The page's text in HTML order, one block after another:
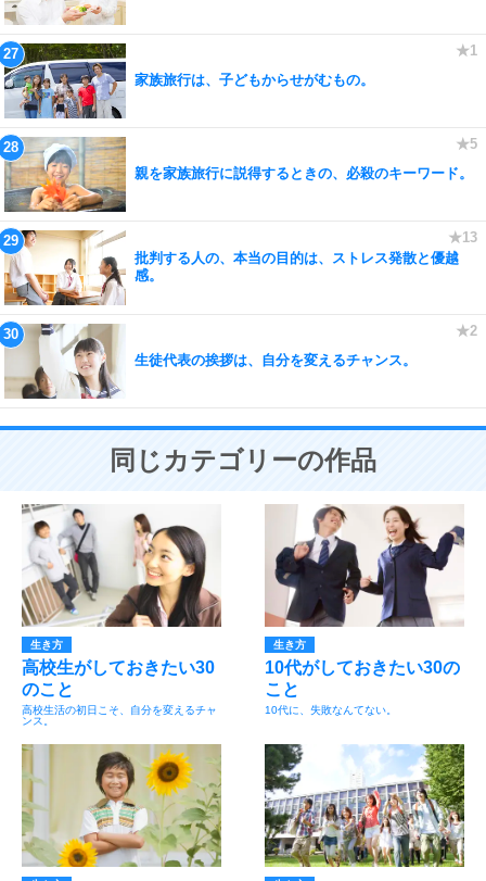
家族旅行は、子どもからせがむもの。
親を家族旅行に説得するときの、必殺のキーワード。
批判する人の、本当の目的は、ストレス発散と優越
感。
生徒代表の挨拶は、自分を変えるチャンス。
同じカテゴリーの作品
生き方
高校生がしておきたい30
のこと
高校生活の初日こそ、自分を変えるチャ
ンス。
生き方
10代がしておきたい30の
こと
10代に、失敗なんてない。